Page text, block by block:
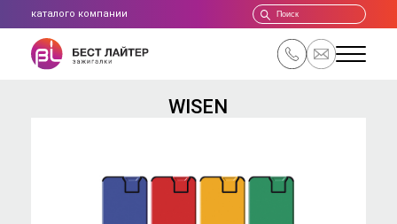
каталого компании
WISEN